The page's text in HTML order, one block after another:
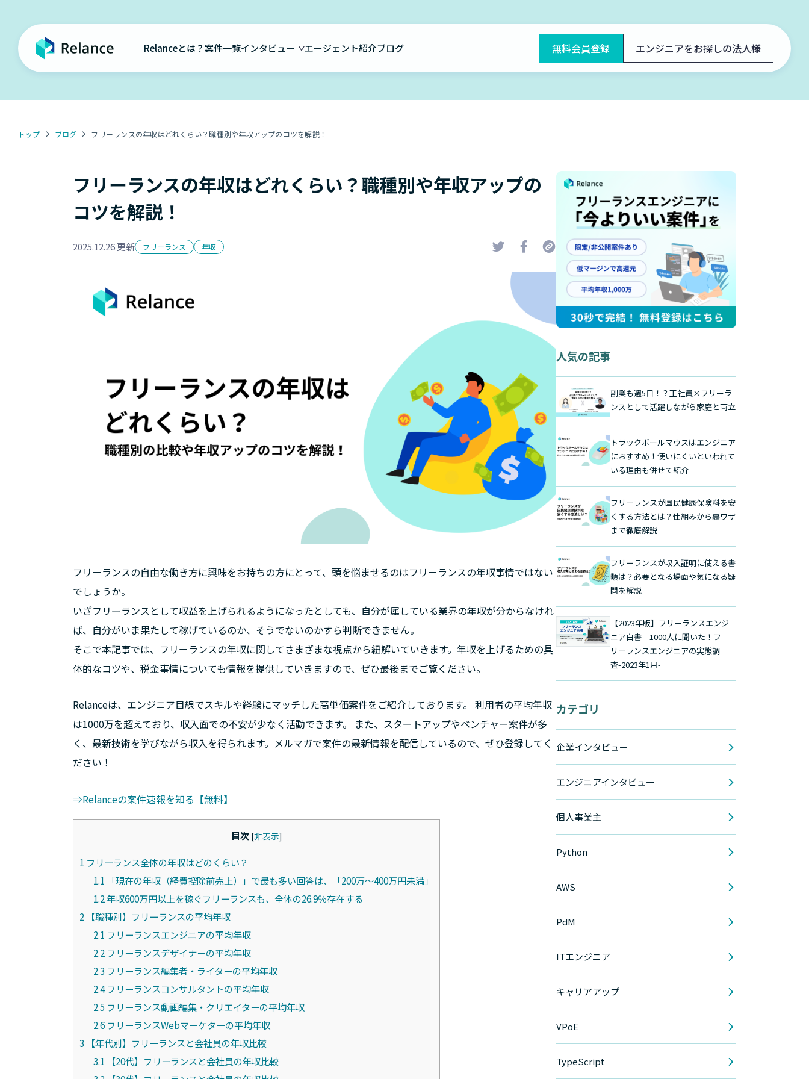
Relanceとは？案件一覧インタビュー エージェント紹介ブログ 無料会員登録 エンジニアをお探しの法人様
トップ ブログ フリーランスの年収はどれくらい？職種別や年収アップのコツを解説！
フリーランスの年収はどれくらい？職種別や年収アップの
コツを解説！
2025.12.26 更新 フリーランス 年収
フリーランスの自由な働き方に興味をお持ちの方にとって、頭を悩ませるのはフリーランスの年収事情ではない
でしょうか。
いざフリーランスとして収益を上げられるようになったとしても、自分が属している業界の年収が分からなけれ
ば、自分がいま果たして稼げているのか、そうでないのかすら判断できません。
そこで本記事では、フリーランスの年収に関してさまざまな視点から紐解いていきます。年収を上げるための具
体的なコツや、税金事情についても情報を提供していきますので、ぜひ最後までご覧ください。
Relanceは、エンジニア目線でスキルや経験にマッチした高単価案件をご紹介しております。 利用者の平均年収
は1000万を超えており、収入面での不安が少なく活動できます。 また、スタートアップやベンチャー案件が多
く、最新技術を学びながら収入を得られます。メルマガで案件の最新情報を配信しているので、ぜひ登録してく
ださい！
⇒Relanceの案件速報を知る【無料】
目次 [非表示]
1 フリーランス全体の年収はどのくらい？
1.1 「現在の年収（経費控除前売上）」で最も多い回答は、「200万～400万円未満」
1.2年収600万円以上を稼ぐフリーランスも、全体の26.9％存在する
2 【職種別】フリーランスの平均年収
2.1 フリーランスエンジニアの平均年収
2.2 フリーランスデザイナーの平均年収
2.3 フリーランス編集者・ライターの平均年収
2.4フリーランスコンサルタントの平均年収
2.5 フリーランス動画編集・クリエイターの平均年収
2.6 フリーランスWebマーケターの平均年収
3 【年代別】フリーランスと会社員の年収比較
3.1 【20代】フリーランスと会社員の年収比較
人気の記事
副業も週5日！？正社員×フリーラ
ンスとして活躍しながら家庭と両立
トラックボールマウスはエンジニア
におすすめ！使いにくいといわれて
いる理由も併せて紹介
フリーランスが国民健康保険料を安
くする方法とは？仕組みから裏ワザ
まで徹底解説
フリーランスが収入証明に使える書
類は？必要となる場面や気になる疑
問を解説
【2023年版】フリーランスエンジ
ニア白書 1000人に聞いた！フ
リーランスエンジニアの実態調
査-2023年1月-
カテゴリ
企業インタビュー
エンジニアインタビュー
個人事業主
Python
AWS
PdM
ITエンジニア
キャリアアップ
VPoE
TypeScript